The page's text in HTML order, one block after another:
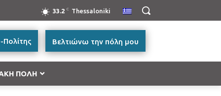
33.2 C Thessaloniki
Βελτιώνω την πόλη μου
Πολίτης
ΠΟΛΗ